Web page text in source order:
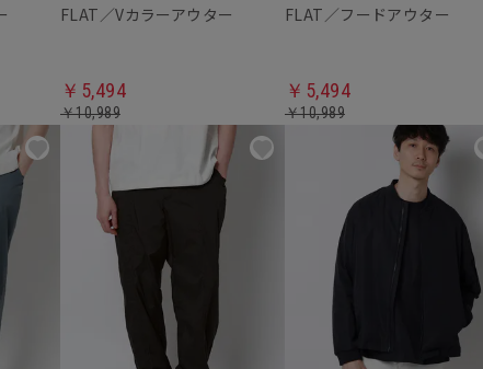
FLAT／Vカラーアウター
￥5,494
￥10,989
FLAT／フードアウター
￥5,494
￥10,989